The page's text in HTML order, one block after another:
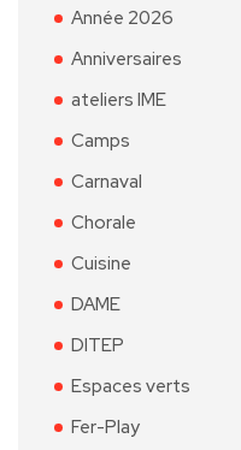
Année 2026
Anniversaires
ateliers IME
Camps
Carnaval
Chorale
Cuisine
DAME
DITEP
Espaces verts
Fer-Play